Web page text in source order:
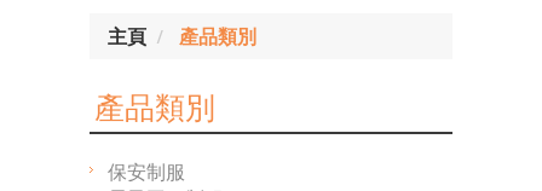
主頁 產品類別
產品類別
保安制服